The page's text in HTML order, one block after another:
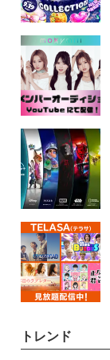
トレンド